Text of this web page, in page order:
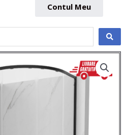
Contul Meu